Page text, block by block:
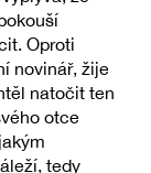
Oproti
novinář, žije
natočit ten
otce
tedy